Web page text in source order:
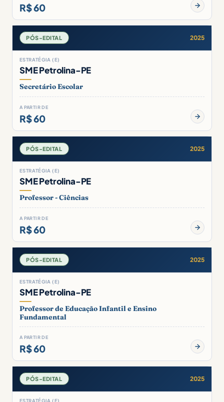
R$ 60
PÓS-EDITAL 2025
ESTRATÉGIA (E)
SME Petrolina-PE
Secretário Escolar
A PARTIR DE
R$ 60
PÓS-EDITAL 2025
ESTRATÉGIA (E)
SME Petrolina-PE
Professor - Ciências
A PARTIR DE
R$ 60
PÓS-EDITAL 2025
ESTRATÉGIA (E)
SME Petrolina-PE
Professor de Educação Infantil e Ensino
Fundamental
A PARTIR DE
R$ 60
PÓS-EDITAL 2025
ESTRATÉGIA (E)